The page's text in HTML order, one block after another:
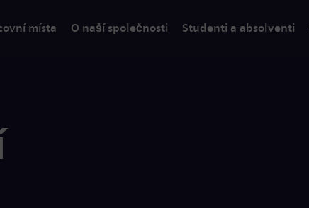
místa O naší společnosti Studenti a absolventi